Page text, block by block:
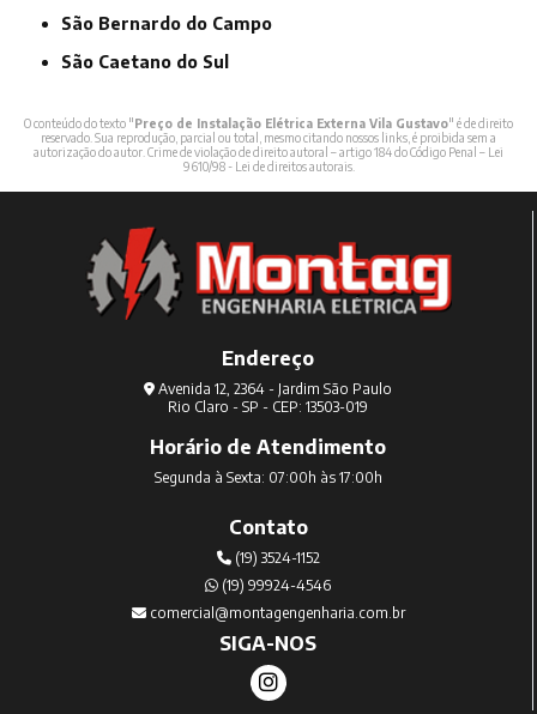
São Bernardo do Campo
São Caetano do Sul
O conteúdo do texto "Preço de Instalação Elétrica Externa Vila Gustavo" é de direito
reservado. Sua reprodução, parcial ou total, mesmo citando nossos links, é proibida sem a
autorização do autor. Crime de violação de direito autoral – artigo 184 do Código Penal – Lei
9610/98 - Lei de direitos autorais.
Endereço
Avenida 12, 2364 - Jardim São Paulo
Rio Claro - SP - CEP: 13503-019
Horário de Atendimento
Segunda à Sexta: 07:00h às 17:00h
Contato
(19) 3524-1152
(19) 99924-4546
comercial@montagengenharia.com.br
SIGA-NOS